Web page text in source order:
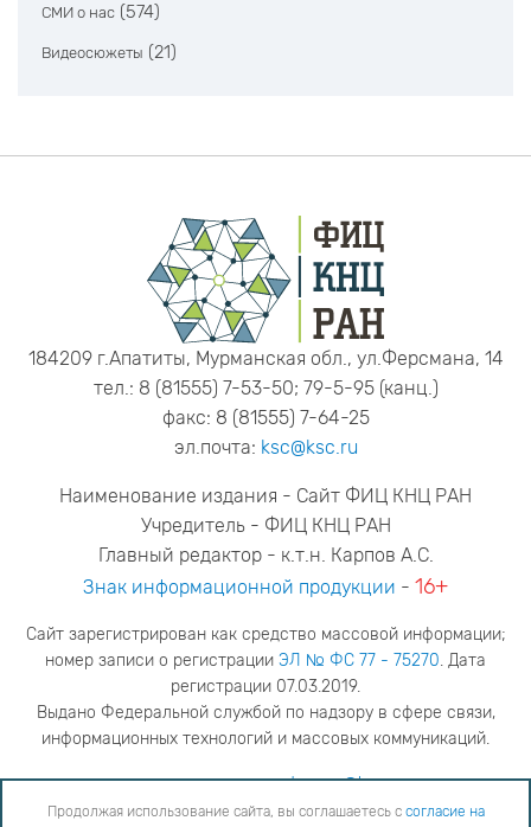
СМИ о нас (574)
Видеосюжеты (21)
184209 г.Апатиты, Мурманская обл., ул.Ферсмана, 14
тел.: 8 (81555) 7-53-50; 79-5-95 (канц.)
факс: 8 (81555) 7-64-25
эл.почта: ksc@ksc.ru
Наименование издания - Сайт ФИЦ КНЦ РАН
Учредитель - ФИЦ КНЦ РАН
Главный редактор - к.т.н. Карпов А.С.
Знак информационной продукции - 16+
Сайт зарегистрирован как средство массовой информации;
номер записи о регистрации ЭЛ № ФС 77 - 75270. Дата
регистрации 07.03.2019.
Выдано Федеральной службой по надзору в сфере связи,
информационных технологий и массовых коммуникаций.
адрес редакцииya.stogova@ksc.ru
телефон редакции81555-79-516
Продолжая использование сайта, вы соглашаетесь с согласие на